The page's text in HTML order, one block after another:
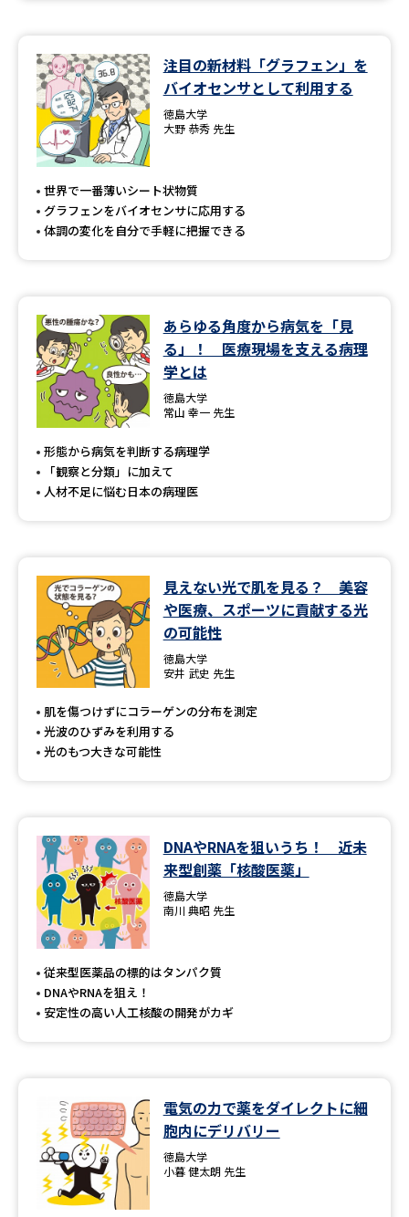
注目の新材料「グラフェン」を
バイオセンサとして利用する
徳島大学
大野 恭秀 先生
世界で一番薄いシート状物質
グラフェンをバイオセンサに応用する
体調の変化を自分で手軽に把握できる
あらゆる角度から病気を「見
る」！ 医療現場を支える病理
学とは
徳島大学
常山 幸一 先生
形態から病気を判断する病理学
「観察と分類」に加えて
人材不足に悩む日本の病理医
見えない光で肌を見る？ 美容
や医療、スポーツに貢献する光
の可能性
徳島大学
安井 武史 先生
肌を傷つけずにコラーゲンの分布を測定
光波のひずみを利用する
光のもつ大きな可能性
DNAやRNAを狙いうち！ 近未
来型創薬「核酸医薬」
徳島大学
南川 典昭 先生
従来型医薬品の標的はタンパク質
DNAやRNAを狙え！
安定性の高い人工核酸の開発がカギ
電気の力で薬をダイレクトに細
胞内にデリバリー
徳島大学
小暮 健太朗 先生